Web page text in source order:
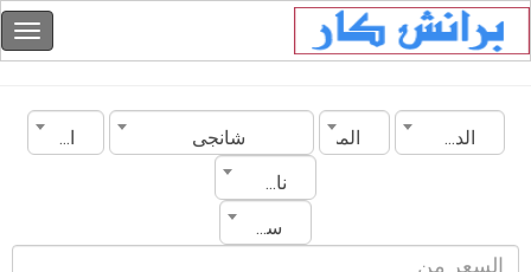
الدولة المدينة شانجى
الموديل
ناقل الحركة
سنة الصنع